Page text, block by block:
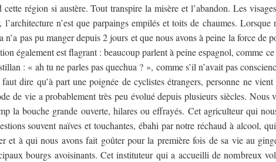
région si austère. Tout transpire la misère et l’abandon. Les
n’est que parpaings empilés et toits de chaumes.
n’a pas pu manger depuis 2 jours et que nous avons à peine la force
également est flagrant : beaucoup parlent à peine espagnol, comme
: « ah tu ne parles pas quechua ? », comme s’il n’avait pas
dire qu’à part une poignée de cyclistes étrangers, personne ne
de vie a probablement très peu évolué depuis plusieurs siècles. Nous
la bouche grande ouverte, hilares ou effrayés. Cet agriculteur qui
souvent naïves et touchantes, ébahi par notre réchaud à alcool,
et à qui nous avons fait goûter pour la première fois de sa vie au
bourgs avoisinants. Cet instituteur qui a accueilli de nombreux